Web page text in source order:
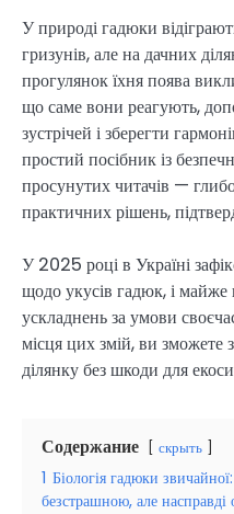
У природі гадюки
гризунів, але на дачних
прогулянок їхня поява
що саме вони реагують,
зустрічей і зберегти
простий посібник із
просунутих читачів —
практичних рішень,
У 2025 році в Україні
щодо укусів гадюк, і майже
ускладнень за умови
місця цих змій, ви зможете
ділянку без шкоди для
Содержание скрыть
1 Біологія гадюки
безстрашною, але насправді